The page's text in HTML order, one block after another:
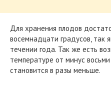
Для хранения плодов
восемнадцати градусов, так
течении года. Так же есть
температуре от минус
становится в разы меньше.